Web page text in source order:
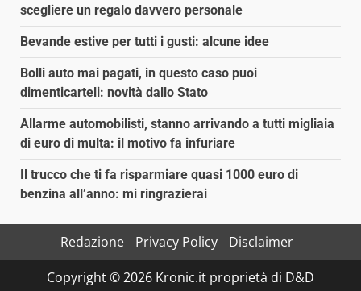
scegliere un regalo davvero personale
Bevande estive per tutti i gusti: alcune idee
Bolli auto mai pagati, in questo caso puoi
dimenticarteli: novità dallo Stato
Allarme automobilisti, stanno arrivando a tutti migliaia
di euro di multa: il motivo fa infuriare
Il trucco che ti fa risparmiare quasi 1000 euro di
benzina all’anno: mi ringrazierai
Redazione Privacy Policy
Disclaimer
Copyright © 2026 Kronic.it proprietà di D&D